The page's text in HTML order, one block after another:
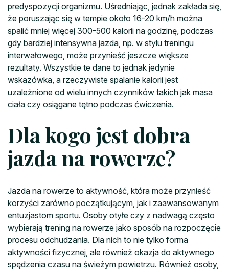
predyspozycji organizmu. Uśredniając, jednak zakłada się,
że poruszając się w tempie około 16-20 km/h można
spalić mniej więcej 300-500 kalorii na godzinę, podczas
gdy bardziej intensywna jazda, np. w stylu treningu
interwałowego, może przynieść jeszcze większe
rezultaty. Wszystkie te dane to jednak jedynie
wskazówka, a rzeczywiste spalanie kalorii jest
uzależnione od wielu innych czynników takich jak masa
ciała czy osiągane tętno podczas ćwiczenia.
Dla kogo jest dobra
jazda na rowerze?
Jazda na rowerze to aktywność, która może przynieść
korzyści zarówno początkującym, jak i zaawansowanym
entuzjastom sportu. Osoby otyłe czy z nadwagą często
wybierają trening na rowerze jako sposób na rozpoczęcie
procesu odchudzania. Dla nich to nie tylko forma
aktywności fizycznej, ale również okazja do aktywnego
spędzenia czasu na świeżym powietrzu. Również osoby,